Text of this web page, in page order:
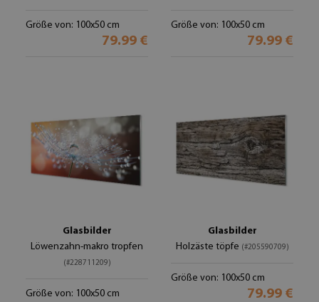
Größe von: 100x50 cm
79.99 €
Größe von: 100x50 cm
79.99 €
Glasbilder
Löwenzahn-makro tropfen
(#228711209)
Größe von: 100x50 cm
Glasbilder
Holzäste töpfe (#205590709)
Größe von: 100x50 cm
79.99 €